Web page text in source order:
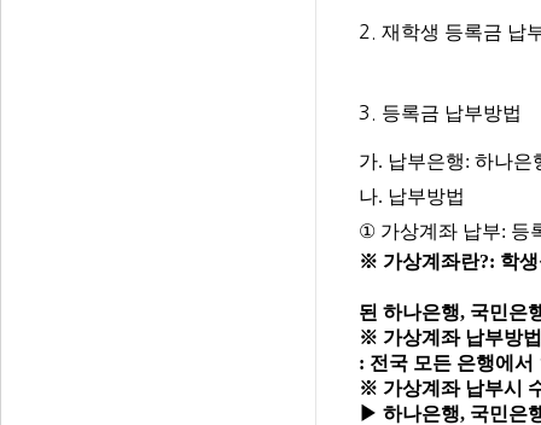
2. 재학생 등록금 납
3. 등록금 납부방법
가. 납부은행: 하나은
나. 납부방법
① 가상계좌 납부: 등
※ 가상계좌란?: 학
된 하나은행, 국민은
※ 가상계좌 납부방법
: 전국 모든 은행에서
※ 가상계좌 납부시
▶ 하나은행, 국민은